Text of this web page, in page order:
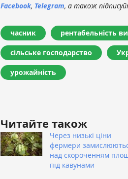
Facebook, Telegram, а також
часник рентабельність
сільське господарство
урожайність
Читайте також
Через низькі ціни
фермери
над скороченням
під кавунами